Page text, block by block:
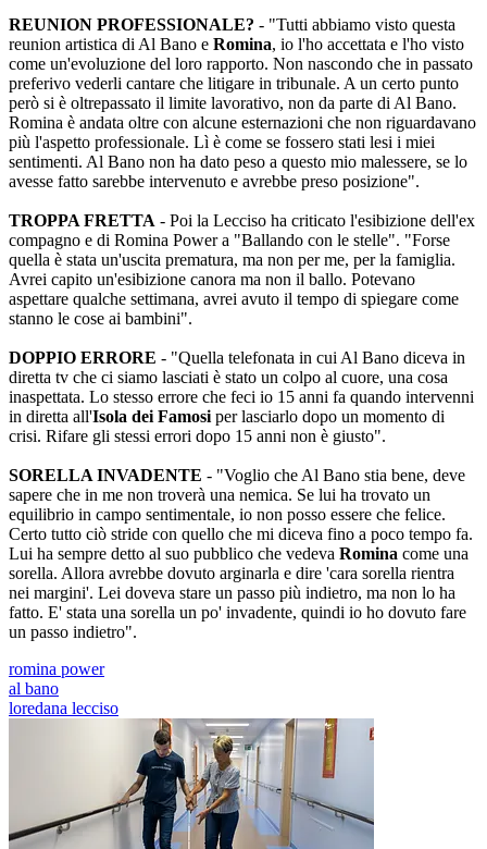
REUNION PROFESSIONALE? - "Tutti abbiamo visto questa
reunion artistica di Al Bano e Romina, io l'ho accettata e l'ho visto
come un'evoluzione del loro rapporto. Non nascondo che in passato
preferivo vederli cantare che litigare in tribunale. A un certo punto
però si è oltrepassato il limite lavorativo, non da parte di Al Bano.
Romina è andata oltre con alcune esternazioni che non riguardavano
più l'aspetto professionale. Lì è come se fossero stati lesi i miei
sentimenti. Al Bano non ha dato peso a questo mio malessere, se lo
avesse fatto sarebbe intervenuto e avrebbe preso posizione".
TROPPA FRETTA - Poi la Lecciso ha criticato l'esibizione dell'ex
compagno e di Romina Power a "Ballando con le stelle". "Forse
quella è stata un'uscita prematura, ma non per me, per la famiglia.
Avrei capito un'esibizione canora ma non il ballo. Potevano
aspettare qualche settimana, avrei avuto il tempo di spiegare come
stanno le cose ai bambini".
DOPPIO ERRORE - "Quella telefonata in cui Al Bano diceva in
diretta tv che ci siamo lasciati è stato un colpo al cuore, una cosa
inaspettata. Lo stesso errore che feci io 15 anni fa quando intervenni
in diretta all'Isola dei Famosi per lasciarlo dopo un momento di
crisi. Rifare gli stessi errori dopo 15 anni non è giusto".
SORELLA INVADENTE - "Voglio che Al Bano stia bene, deve
sapere che in me non troverà una nemica. Se lui ha trovato un
equilibrio in campo sentimentale, io non posso essere che felice.
Certo tutto ciò stride con quello che mi diceva fino a poco tempo fa.
Lui ha sempre detto al suo pubblico che vedeva Romina come una
sorella. Allora avrebbe dovuto arginarla e dire 'cara sorella rientra
nei margini'. Lei doveva stare un passo più indietro, ma non lo ha
fatto. E' stata una sorella un po' invadente, quindi io ho dovuto fare
un passo indietro".
romina power
al bano
loredana lecciso